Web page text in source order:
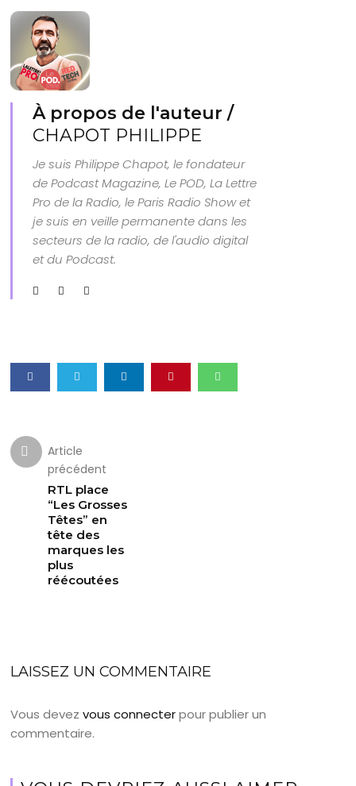
À propos de l'auteur /
CHAPOT PHILIPPE
Je suis Philippe Chapot, le fondateur
de Podcast Magazine, Le POD, La Lettre
Pro de la Radio, le Paris Radio Show et
je suis en veille permanente dans les
secteurs de la radio, de l'audio digital
et du Podcast.
Article
précédent
RTL place
“Les Grosses
Têtes” en
tête des
marques les
plus
réécoutées
LAISSEZ UN COMMENTAIRE
Vous devezvous connecterpour publier un
commentaire.